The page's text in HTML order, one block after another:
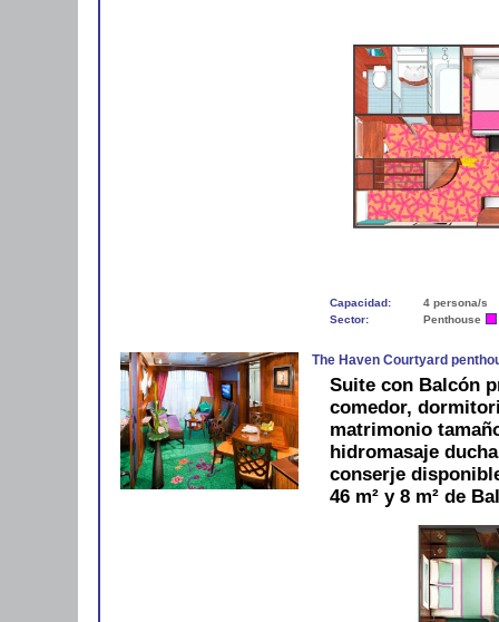
Capacidad:
4 persona/s
Sector:
Penthouse
The Haven Courtyard
Suite con Balcón
comedor,
matrimonio
hidromasaje
conserje
46 m² y 8 m² de